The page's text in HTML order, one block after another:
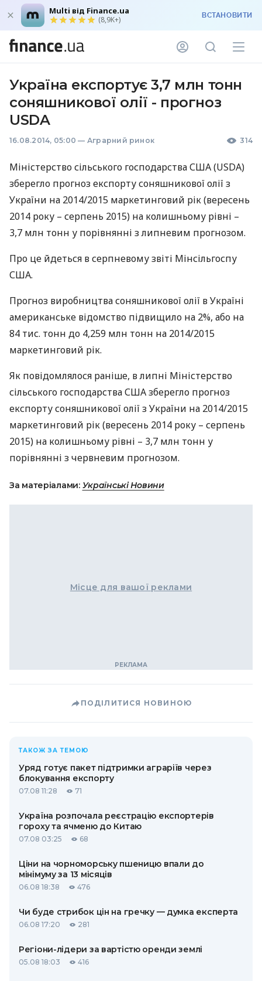
Multi від Finance.ua
(8,9K+) ВСТАНОВИТИ
Україна експортує 3,7 млн ​​тонн
соняшникової олії - прогноз
USDA
16.08.2014, 05:00 — Аграрний ринок 314
Міністерство сільського господарстваСША(USDA)
зберегло прогноз експорту соняшникової олії з
України на 2014/2015 маркетинговий рік (вересень
2014 року – серпень 2015) на колишньому рівні –
3,7 млн ​​тонн у порівнянні з липневим прогнозом.
Про це йдеться в серпневому звіті Мінсільгоспу
США.
Прогноз виробництва соняшникової олії в Україні
американське відомство підвищило на 2%, або на
84 тис. тонн до 4,259 млн тонн на 2014/2015
маркетинговий рік.
Як повідомлялося раніше, в липні Міністерство
сільського господарстваСШАзберегло прогноз
експорту соняшникової олії з України на 2014/2015
маркетинговий рік (вересень 2014 року – серпень
2015) на колишньому рівні – 3,7 млн ​​тонн у
порівнянні з червневим прогнозом.
За матеріалами: Українські Новини
Місце для вашої реклами
ПОДІЛИТИСЯ НОВИНОЮ
ТАКОЖ ЗА ТЕМОЮ
Уряд готує пакет підтримки аграріїв через
блокування експорту
07.08 11:28 71
Україна розпочала реєстрацію експортерів
гороху та ячменю до Китаю
07.08 03:25 68
Ціни на чорноморську пшеницю впали до
мінімуму за 13 місяців
06.08 18:38 476
Чи буде стрибок цін на гречку — думка експерта
06.08 17:20 281
Регіони-лідери за вартістю оренди землі
05.08 18:03 416